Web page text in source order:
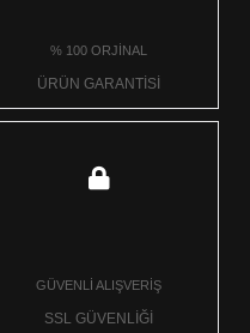
% 100 ORJİNAL
ÜRÜN GARANTİSİ
GÜVENLİ ALIŞVERİŞ
SSL GÜVENLİĞİ